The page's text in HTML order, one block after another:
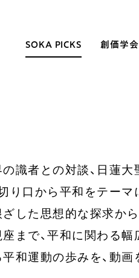
SOKA PICKS 創価学
朝晩の祈り（勤行・唱題）
座談会
仏法を学ぶ
仏法を語る
年間の活動について
識者との対談、日蓮
り口から平和をテーマ
した思想的な探求か
まで、平和に関わる
和運動の歩みを、動画